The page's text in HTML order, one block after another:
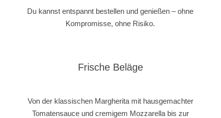
Du kannst entspannt bestellen und genießen – ohne
Kompromisse, ohne Risiko.
Frische Beläge
Von der klassischen Margherita mit hausgemachter
Tomatensauce und cremigem Mozzarella bis zur